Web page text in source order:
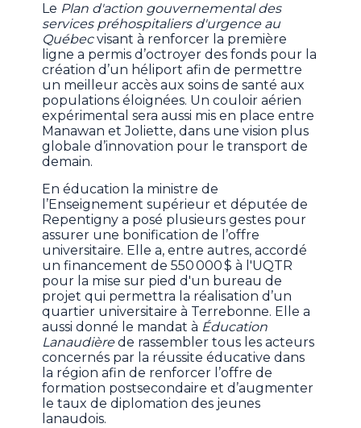
Le Plan d'action gouvernemental des
services préhospitaliers d'urgence au
Québecvisant à renforcer la première
ligne a permis d’octroyer des fonds pour la
création d’un héliport afin de permettre
un meilleur accès aux soins de santé aux
populations éloignées. Un couloir aérien
expérimental sera aussi mis en place entre
Manawan et Joliette, dans une vision plus
globale d’innovation pour le transport de
demain.
En éducation la ministre de
l’Enseignement supérieur et députée de
Repentigny a posé plusieurs gestes pour
assurer une bonification de l’offre
universitaire. Elle a, entre autres, accordé
un financement de 550 000 $ à l'UQTR
pour la mise sur pied d'un bureau de
projet qui permettra la réalisation d’un
quartier universitaire à Terrebonne. Elle a
aussi donné le mandat à Éducation
Lanaudièrede rassembler tous les acteurs
concernés par la réussite éducative dans
la région afin de renforcer l’offre de
formation postsecondaire et d’augmenter
le taux de diplomation des jeunes
lanaudois.